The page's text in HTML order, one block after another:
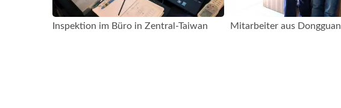
Inspektion im Büro in Zentral-Taiwan Mitarbeiter aus Dongguan